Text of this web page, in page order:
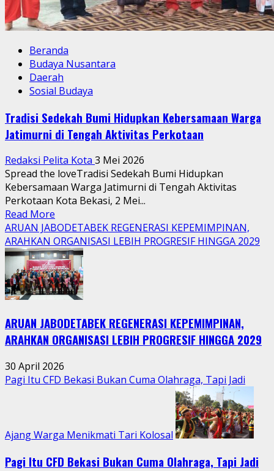
Beranda
Budaya Nusantara
Daerah
Sosial Budaya
Tradisi Sedekah Bumi Hidupkan Kebersamaan Warga
Jatimurni di Tengah Aktivitas Perkotaan
Redaksi Pelita Kota 3 Mei 2026
Spread the loveTradisi Sedekah Bumi Hidupkan
Kebersamaan Warga Jatimurni di Tengah Aktivitas
Perkotaan Kota Bekasi, 2 Mei...
Read More
more
about
Tradisi
Sedekah
Bumi
Hidupkan
Warga
Jatimurni
di
Tengah
Aktivitas
Perkotaan
ARUAN JABODETABEK REGENERASI KEPEMIMPINAN,
ARAHKAN ORGANISASI LEBIH PROGRESIF HINGGA 2029
ARUAN JABODETABEK REGENERASI KEPEMIMPINAN,
ARAHKAN ORGANISASI LEBIH PROGRESIF HINGGA 2029
30 April 2026
Pagi Itu CFD Bekasi Bukan Cuma Olahraga, Tapi Jadi
Ajang Warga Menikmati Tari Kolosal
Pagi Itu CFD Bekasi Bukan Cuma Olahraga, Tapi Jadi